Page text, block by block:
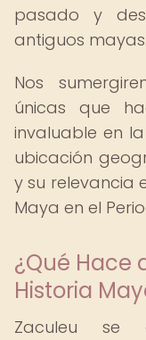
pasado y
antiguos mayas.
Nos
únicas que
invaluable en
ubicación
y su relevancia
Maya en el
¿Qué Hace
Historia
Zaculeu se